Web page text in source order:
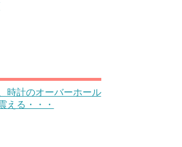
時計のオーバーホール
える・・・